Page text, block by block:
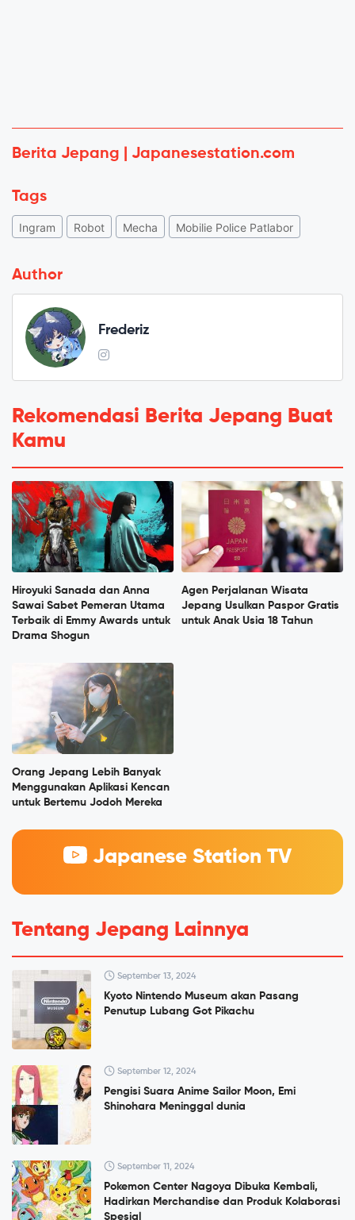
Berita Jepang | Japanesestation.com
Tags
Ingram Robot Mecha Mobilie Police Patlabor
Author
Frederiz
Rekomendasi Berita Jepang Buat
Kamu
Hiroyuki Sanada dan Anna
Sawai Sabet Pemeran Utama
Terbaik di Emmy Awards untuk
Drama Shogun
Agen Perjalanan Wisata
Jepang Usulkan Paspor Gratis
untuk Anak Usia 18 Tahun
Orang Jepang Lebih Banyak
Menggunakan Aplikasi Kencan
untuk Bertemu Jodoh Mereka
Japanese Station TV
Tentang Jepang Lainnya
September 13, 2024
Kyoto Nintendo Museum akan Pasang
Penutup Lubang Got Pikachu
September 12, 2024
Pengisi Suara Anime Sailor Moon, Emi
Shinohara Meninggal dunia
September 11, 2024
Pokemon Center Nagoya Dibuka Kembali,
Hadirkan Merchandise dan Produk Kolaborasi
Spesial